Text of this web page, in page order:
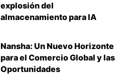
explosión del
almacenamiento para IA
Nansha: Un Nuevo Horizonte
para el Comercio Global y las
Oportunidades